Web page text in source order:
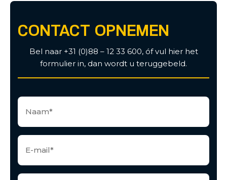
CONTACT OPNEMEN
Bel naar +31 (0)88 – 12 33 600, óf vul hier het
formulier in, dan wordt u teruggebeld.